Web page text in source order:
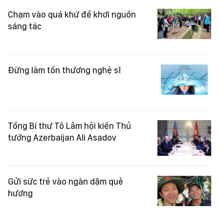
Chạm vào quá khứ để khơi nguồn
sáng tác
Đừng làm tổn thương nghệ sĩ
Tổng Bí thư Tô Lâm hội kiến Thủ
tướng Azerbaijan Ali Asadov
Gửi sức trẻ vào ngàn dặm quê
hương